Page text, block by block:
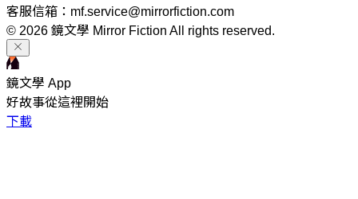
客服信箱：mf.service@mirrorfiction.com
© 2026 鏡文學 Mirror Fiction All rights reserved.
鏡文學 App
好故事從這裡開始
下載